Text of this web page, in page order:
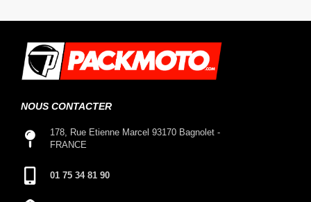
NOUS CONTACTER
178, Rue Etienne Marcel 93170 Bagnolet -
FRANCE
01 75 34 81 90